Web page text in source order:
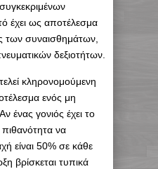
έχει ως αποτέλεσμα
συναισθημάτων,
δεξιοτήτων.
κληρονομούμενη
ενός μη
ένας γονιός έχει το
πιθανότητα να
είναι 50% σε κάθε
βρίσκεται τυπικά